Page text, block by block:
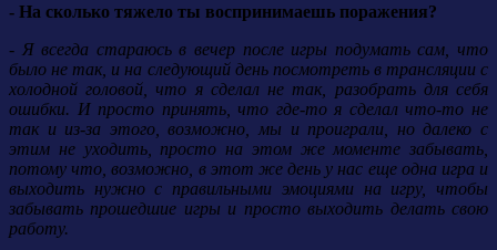
- На сколько тяжело ты воспринимаешь поражения?
- Я всегда стараюсь в вечер после игры подумать сам, что
было не так, и на следующий день посмотреть в трансляции с
холодной головой, что я сделал не так, разобрать для себя
ошибки. И просто принять, что где-то я сделал что-то не
так и из-за этого, возможно, мы и проиграли, но далеко с
этим не уходить, просто на этом же моменте забывать,
потому что, возможно, в этот же день у нас еще одна игра и
выходить нужно с правильными эмоциями на игру, чтобы
забывать прошедшие игры и просто выходить делать свою
работу.